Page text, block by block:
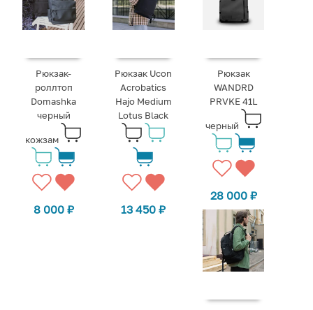
Рюкзак-
роллтоп
Domashka
черный
кожзам
8 000 ₽
Рюкзак Ucon
Acrobatics
Hajo Medium
Lotus Black
13 450₽
Рюкзак
WANDRD
PRVKE 41L
черный
28 000 ₽